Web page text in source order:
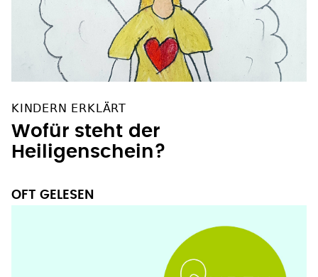
KINDERN ERKLÄRT
Wofür steht der
Heiligenschein?
OFT GELESEN